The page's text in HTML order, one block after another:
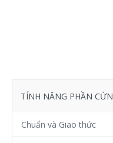
TÍNH NĂNG PHẦN
Chuẩn và Giao thức